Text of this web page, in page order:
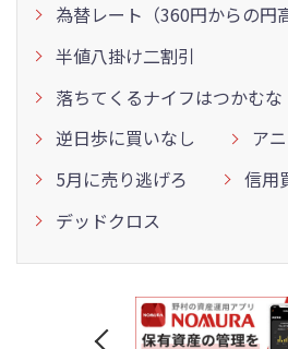
為替レート（360円からの円
半値八掛け二割引
落ちてくるナイフはつかむな
逆日歩に買いなし
ア
5月に売り逃げろ
信用
デッドクロス